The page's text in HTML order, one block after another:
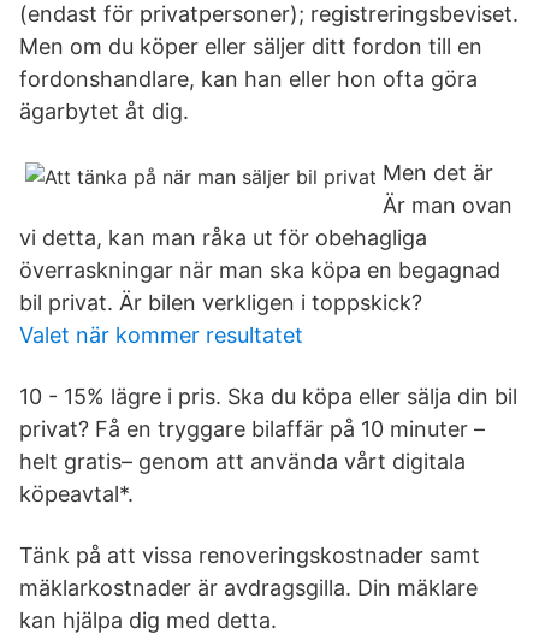
(endast för privatpersoner); registreringsbeviset.
Men om du köper eller säljer ditt fordon till en
fordonshandlare, kan han eller hon ofta göra
ägarbytet åt dig.
Men det är
Är man ovan
vi detta, kan man råka ut för obehagliga
överraskningar när man ska köpa en begagnad
bil privat. Är bilen verkligen i toppskick?
Valet när kommer resultatet
10 - 15% lägre i pris. Ska du köpa eller sälja din bil
privat? Få en tryggare bilaffär på 10 minuter –
helt gratis– genom att använda vårt digitala
köpeavtal*.
Tänk på att vissa renoveringskostnader samt
mäklarkostnader är avdragsgilla. Din mäklare
kan hjälpa dig med detta.